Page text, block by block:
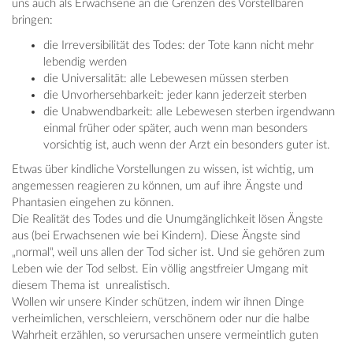
uns auch als Erwachsene an die Grenzen des Vorstellbaren
bringen:
die Irreversibilität des Todes: der Tote kann nicht mehr
lebendig werden
die Universalität: alle Lebewesen müssen sterben
die Unvorhersehbarkeit: jeder kann jederzeit sterben
die Unabwendbarkeit: alle Lebewesen sterben irgendwann
einmal früher oder später, auch wenn man besonders
vorsichtig ist, auch wenn der Arzt ein besonders guter ist.
Etwas über kindliche Vorstellungen zu wissen, ist wichtig, um
angemessen reagieren zu können, um auf ihre Ängste und
Phantasien eingehen zu können.
Die Realität des Todes und die Unumgänglichkeit lösen Ängste
aus (bei Erwachsenen wie bei Kindern). Diese Ängste sind
„normal“, weil uns allen der Tod sicher ist. Und sie gehören zum
Leben wie der Tod selbst. Ein völlig angstfreier Umgang mit
diesem Thema ist unrealistisch.
Wollen wir unsere Kinder schützen, indem wir ihnen Dinge
verheimlichen, verschleiern, verschönern oder nur die halbe
Wahrheit erzählen, so verursachen unsere vermeintlich guten